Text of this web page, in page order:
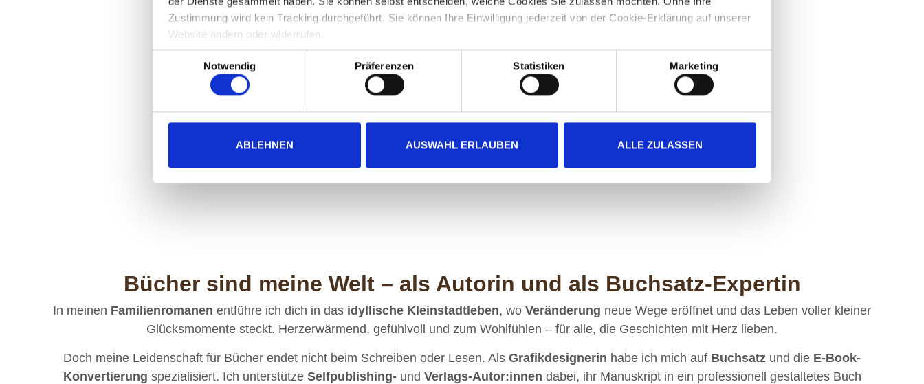
Zustimmung wird kein Tracking durchgeführt. Sie können Ihre Einwilligung jederzeit von der Cookie-Erklärung auf unserer
Website ändern oder widerrufen.
Notwendig Präferenzen Statistiken Marketing
ABLEHNEN AUSWAHL ERLAUBEN ALLE ZULASSEN
Bücher sind meine Welt – als Autorin und als Buchsatz-Expertin
In meinen Familienromanen entführe ich dich in das idyllische Kleinstadtleben, wo Veränderung neue Wege eröffnet und das Leben voller kleiner
Glücksmomente steckt. Herzerwärmend, gefühlvoll und zum Wohlfühlen – für alle, die Geschichten mit Herz lieben.
Doch meine Leidenschaft für Bücher endet nicht beim Schreiben oder Lesen. Als Grafikdesignerin habe ich mich auf Buchsatz und die E-Book-
Konvertierung spezialisiert. Ich unterstütze Selfpublishing-und Verlags-Autor:innen dabei, ihr Manuskript in ein professionell gestaltetes Buch